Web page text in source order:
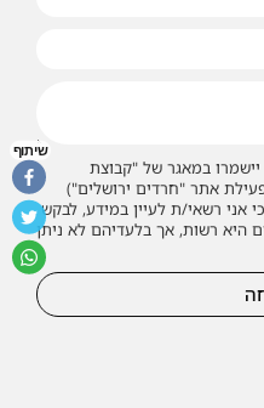
במאגר של "קבוצת
אתר "חרדים ירושלים")
אני רשאי/ת לעיין במידע, לבקש
היא רשות, אך בלעדיהם לא ניתן
שיתוף